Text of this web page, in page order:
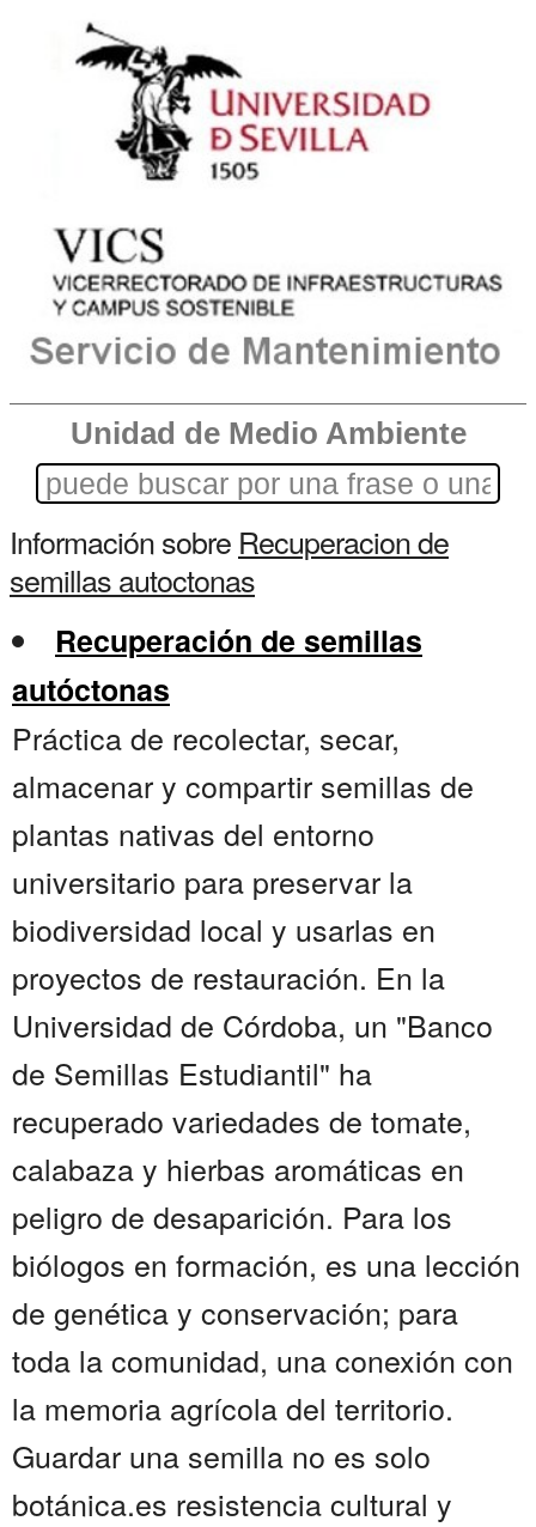
Unidad de Medio Ambiente
Información sobre Recuperacion de
semillas autoctonas
Recuperación de semillas
autóctonas
Práctica de recolectar, secar,
almacenar y compartir semillas de
plantas nativas del entorno
universitario para preservar la
biodiversidad local y usarlas en
proyectos de restauración. En la
Universidad de Córdoba, un "Banco
de Semillas Estudiantil" ha
recuperado variedades de tomate,
calabaza y hierbas aromáticas en
peligro de desaparición. Para los
biólogos en formación, es una lección
de genética y conservación; para
toda la comunidad, una conexión con
la memoria agrícola del territorio.
Guardar una semilla no es solo
botánica.es resistencia cultural y